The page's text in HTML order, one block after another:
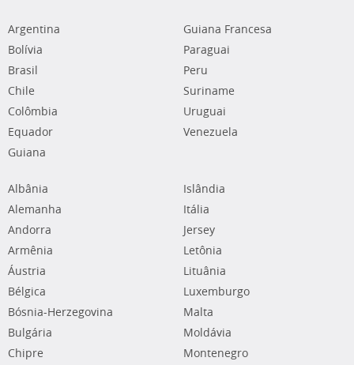
Argentina
Bolívia
Brasil
Chile
Colômbia
Equador
Guiana
Guiana Francesa
Paraguai
Peru
Suriname
Uruguai
Venezuela
Albânia
Alemanha
Andorra
Armênia
Áustria
Bélgica
Bósnia-Herzegovina
Bulgária
Chipre
Islândia
Itália
Jersey
Letônia
Lituânia
Luxemburgo
Malta
Moldávia
Montenegro